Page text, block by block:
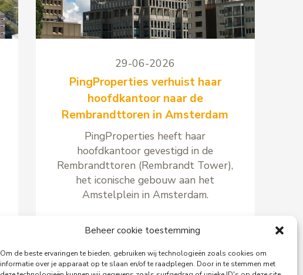
Beheer cookie toestemming
Om de beste ervaringen te bieden, gebruiken wij technologieën zoals cookies om
informatie over je apparaat op te slaan en/of te raadplegen. Door in te stemmen met
29-06-2026
PingProperties verhuist haar
hoofdkantoor naar de
Rembrandttoren in Amsterdam
PingProperties heeft haar
hoofdkantoor gevestigd in de
Rembrandttoren (Rembrandt Tower),
het iconische gebouw aan het
Amstelplein in Amsterdam.
Lees meer